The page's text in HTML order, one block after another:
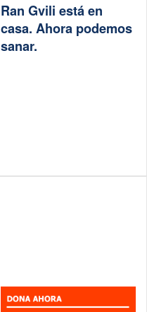
Ran Gvili está en
casa. Ahora podemos
sanar.